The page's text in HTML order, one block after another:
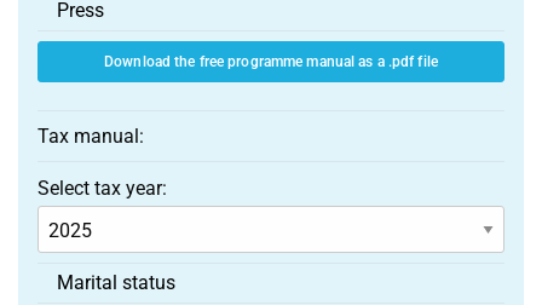
Press
Download the free programme manual as a .pdf file
Tax manual:
Select tax year:
Marital status